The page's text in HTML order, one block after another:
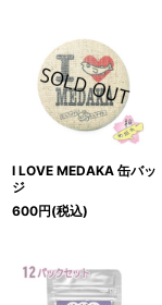
I LOVE MEDAKA 缶バッ
ジ
600円(税込)